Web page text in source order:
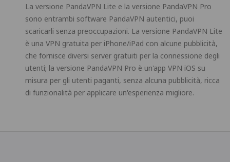
La versione PandaVPN Lite e la versione PandaVPN Pro
sono entrambi software PandaVPN autentici, puoi
scaricarli senza preoccupazioni. La versione PandaVPN Lite
è una VPN gratuita per iPhone/iPad con alcune pubblicità,
che fornisce diversi server gratuiti per la connessione degli
utenti; la versione PandaVPN Pro è un'app VPN iOS su
misura per gli utenti paganti, senza alcuna pubblicità, ricca
di funzionalità per applicare un'esperienza migliore.